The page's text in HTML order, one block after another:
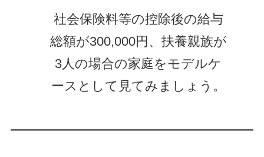
社会保険料等の控除後の給与
総額が300,000円、扶養親族が
3人の場合の家庭をモデルケ
ースとして見てみましょう。